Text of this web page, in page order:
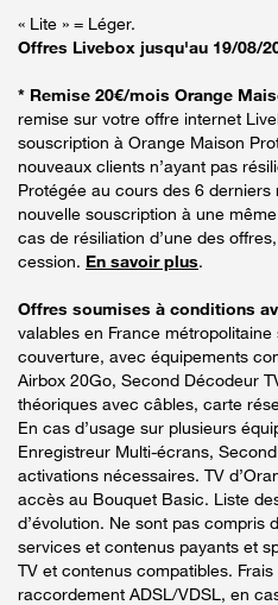
« Lite » = Léger.
Offres Livebox jusqu'au 19/08/
* Remise 20€/mois Orange
remise sur votre offre internet
souscription à Orange Maison
nouveaux clients n’ayant pas
Protégée au cours des 6
nouvelle souscription à une
cas de résiliation d’une des
cession. En savoir plus.
Offres soumises à conditions
valables en France
couverture, avec équipements
Airbox 20Go, Second Décodeur
théoriques avec câbles, carte
En cas d’usage sur plusieurs
Enregistreur Multi-écrans,
activations nécessaires. TV
accès au Bouquet Basic. Liste
d’évolution. Ne sont pas compris
services et contenus payants et
TV et contenus compatibles.
raccordement ADSL/VDSL, en